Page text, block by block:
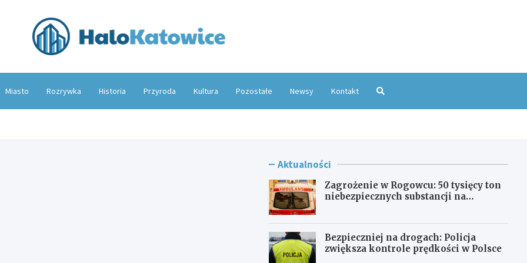
Miasto Rozrywka Historia Przyroda Kultura Pozostałe Newsy Kontakt
Aktualności
Zagrożenie w Rogowcu: 50 tysięcy ton
niebezpiecznych substancji na
Bezpieczniej na drogach: Policja
zwiększa kontrole prędkości w Polsce